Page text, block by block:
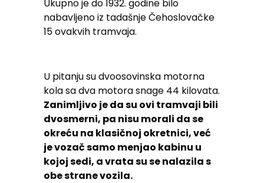
Ukupno je do 1932. godine bilo
nabavljeno iz tadašnje Čehoslovačke
15 ovakvih tramvaja.
U pitanju su dvoosovinska motorna
kola sa dva motora snage 44 kilovata.
Zanimljivo je da su ovi tramvaji bili
dvosmerni, pa nisu morali da se
okreću na klasičnoj okretnici, već
je vozač samo menjao kabinu u
kojoj sedi, a vrata su se nalazila s
obe strane vozila.